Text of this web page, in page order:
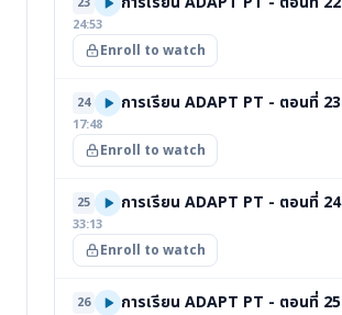
24:53
Enroll to watch
24 การเรียน ADAPT PT - ตอนที่ 23
17:48
Enroll to watch
25 การเรียน ADAPT PT - ตอนที่ 24
33:13
Enroll to watch
26 การเรียน ADAPT PT - ตอนที่ 25